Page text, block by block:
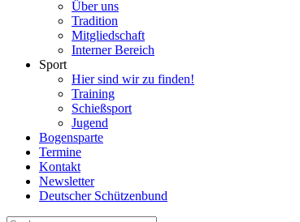
Über uns
Tradition
Mitgliedschaft
Interner Bereich
Sport
Hier sind wir zu finden!
Training
Schießsport
Jugend
Bogensparte
Termine
Kontakt
Newsletter
Deutscher Schützenbund